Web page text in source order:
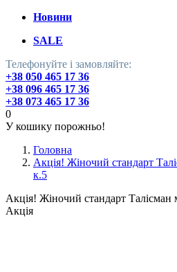
Новини
SALE
Телефонуйте і замовляйте:
+38 050 465 17 36
+38 096 465 17 36
+38 073 465 17 36
0
У кошику порожньо!
Головна
Акція! Жіночий стандарт
к.5
Акція! Жіночий стандарт Талісман
Акція